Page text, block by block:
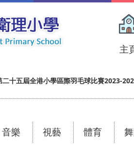
Main
主
十五屆全港小學區際羽毛球比賽2023-
音樂 視藝 體育